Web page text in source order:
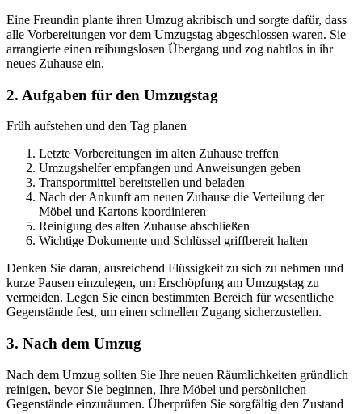
Eine Freundin plante ihren Umzug akribisch und sorgte dafür, dass
alle Vorbereitungen vor dem Umzugstag abgeschlossen waren. Sie
arrangierte einen reibungslosen Übergang und zog nahtlos in ihr
neues Zuhause ein.
2. Aufgaben für den Umzugstag
Früh aufstehen und den Tag planen
Letzte Vorbereitungen im alten Zuhause treffen
Umzugshelfer empfangen und Anweisungen geben
Transportmittel bereitstellen und beladen
Nach der Ankunft am neuen Zuhause die Verteilung der
Möbel und Kartons koordinieren
Reinigung des alten Zuhause abschließen
Wichtige Dokumente und Schlüssel griffbereit halten
Denken Sie daran, ausreichend Flüssigkeit zu sich zu nehmen und
kurze Pausen einzulegen, um Erschöpfung am Umzugstag zu
vermeiden. Legen Sie einen bestimmten Bereich für wesentliche
Gegenstände fest, um einen schnellen Zugang sicherzustellen.
3. Nach dem Umzug
Nach dem Umzug sollten Sie Ihre neuen Räumlichkeiten gründlich
reinigen, bevor Sie beginnen, Ihre Möbel und persönlichen
Gegenstände einzuräumen. Überprüfen Sie sorgfältig den Zustand